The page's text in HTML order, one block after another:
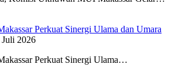
Perkuat Sinergi Ulama dan Umara
Juli 2026
Perkuat Sinergi Ulama…